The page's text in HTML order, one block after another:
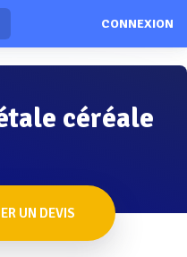
CONNEXION
céréale
UN DEVIS